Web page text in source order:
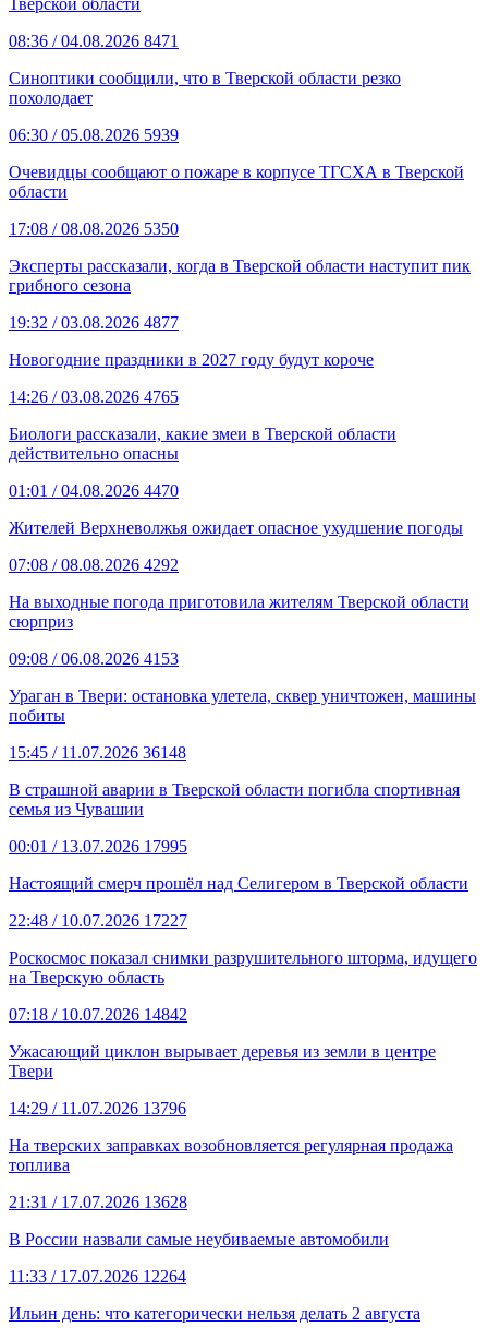
08:36 / 04.08.2026 8471
Синоптики сообщили, что в Тверской области резко
похолодает
06:30 / 05.08.2026 5939
Очевидцы сообщают о пожаре в корпусе ТГСХА в Тверской
области
17:08 / 08.08.2026 5350
Эксперты рассказали, когда в Тверской области наступит пик
грибного сезона
19:32 / 03.08.2026 4877
Новогодние праздники в 2027 году будут короче
14:26 / 03.08.2026 4765
Биологи рассказали, какие змеи в Тверской области
действительно опасны
01:01 / 04.08.2026 4470
Жителей Верхневолжья ожидает опасное ухудшение погоды
07:08 / 08.08.2026 4292
На выходные погода приготовила жителям Тверской области
сюрприз
09:08 / 06.08.2026 4153
Ураган в Твери: остановка улетела, сквер уничтожен, машины
побиты
15:45 / 11.07.2026 36148
В страшной аварии в Тверской области погибла спортивная
семья из Чувашии
00:01 / 13.07.2026 17995
Настоящий смерч прошёл над Селигером в Тверской области
22:48 / 10.07.2026 17227
Роскосмос показал снимки разрушительного шторма, идущего
на Тверскую область
07:18 / 10.07.2026 14842
Ужасающий циклон вырывает деревья из земли в центре
Твери
14:29 / 11.07.2026 13796
На тверских заправках возобновляется регулярная продажа
топлива
21:31 / 17.07.2026 13628
В России назвали самые неубиваемые автомобили
11:33 / 17.07.2026 12264
Ильин день: что категорически нельзя делать 2 августа